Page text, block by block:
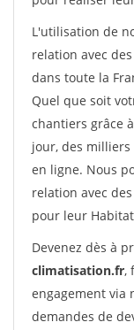
L'utilisation de
relation avec
dans toute la
Quel que soit
chantiers grâce à
jour, des
en ligne. Nous
relation avec
pour leur
Devenez dès à
climatisation.fr,
engagement via
demandes de